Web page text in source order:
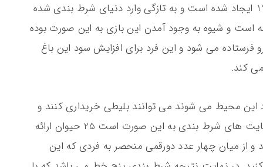
مختص به شما می باشد. این بازی از سال 1946 ایجاد شده است و به تازگی وارد دنیای شرط بندی شده
است و شیوه به وجود آمدن این بازی به این صورت بوده
می شود و این فرد برای افزایش سود این باغ
کند.
این محیط می شوند می توانند بلیطی خریداری کنند و
حیوان پنهان شده را حدس بزنند که حال در سایت های شرط بندی به این صورت است 25 حیوان ارائه
و از میان چهار عدد دورقمی منحصر به فردی که این